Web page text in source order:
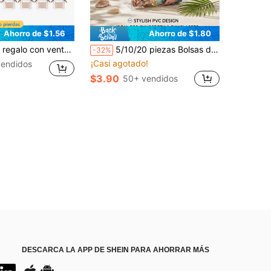
Ahorro de $1.56
cartón hexagonal con tapa, apta para regalos, manualidades, pasteles, dulces, cajas para bodas y fiestas de cumpleaños
Ahorro de $1.80
-32% 5/10/20 piezas Bolsas de regalo transparentes con asas, bolsas de regalo de plástico transparente para boutique, boda, fiesta de cumpleaños, fiesta de bautizo, despedida de soltera, bolsas de regalo de graduación
¡Casi agotado!
$3.90 50+ vendidos
DESCARCA LA APP DE SHEIN PARA AHORRAR MÁS